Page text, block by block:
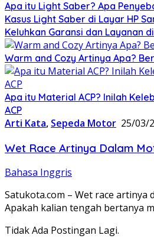
Apa itu Light Saber? Apa
Kasus Light Saber di Layar HP
Keluhkan Garansi dan Layanan
Warm and Cozy Artinya Apa?
Apa itu Material ACP? Inilah
ACP
Arti Kata, Sepeda Motor 25/03/
Wet Race Artinya Dalam
Bahasa Inggris
Satukota.com – Wet race artinya
Apakah kalian tengah bertanya
Tidak Ada Postingan Lagi.